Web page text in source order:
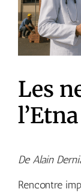
Les
l’Etna
De Alain
Rencontre